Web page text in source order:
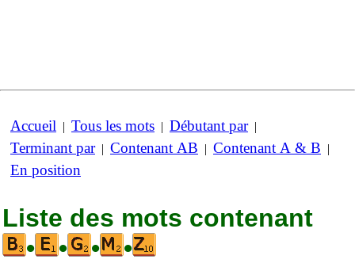
Accueil | Tous les mots | Débutant par|
Terminant par| Contenant AB | Contenant A & B |
En position
Liste des mots contenant
•
• • •